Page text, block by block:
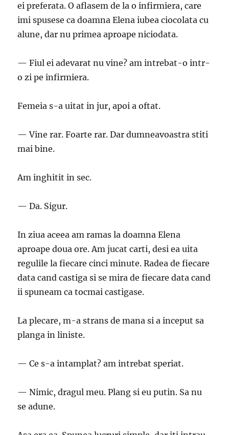
ei preferata. O aflasem de la o infirmiera, care
imi spusese ca doamna Elena iubea ciocolata cu
alune, dar nu primea aproape niciodata.
— Fiul ei adevarat nu vine? am intrebat-o intr-
o zi pe infirmiera.
Femeia s-a uitat in jur, apoi a oftat.
— Vine rar. Foarte rar. Dar dumneavoastra stiti
mai bine.
Am inghitit in sec.
— Da. Sigur.
In ziua aceea am ramas la doamna Elena
aproape doua ore. Am jucat carti, desi ea uita
regulile la fiecare cinci minute. Radea de fiecare
data cand castiga si se mira de fiecare data cand
ii spuneam ca tocmai castigase.
La plecare, m-a strans de mana si a inceput sa
planga in liniste.
— Ce s-a intamplat? am intrebat speriat.
— Nimic, dragul meu. Plang si eu putin. Sa nu
se adune.